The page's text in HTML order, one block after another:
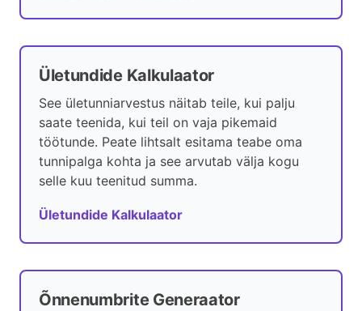
Ületundide Kalkulaator
See ületunniarvestus näitab teile, kui palju
saate teenida, kui teil on vaja pikemaid
töötunde. Peate lihtsalt esitama teabe oma
tunnipalga kohta ja see arvutab välja kogu
selle kuu teenitud summa.
Ületundide Kalkulaator
Õnnenumbrite Generaator